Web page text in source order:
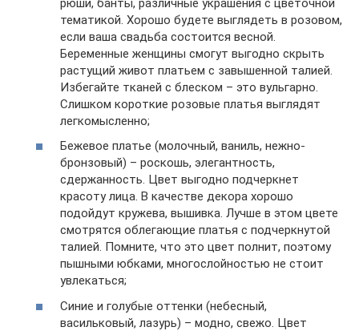
рюши, банты, различные украшения с цветочной
тематикой. Хорошо будете выглядеть в розовом,
если ваша свадьба состоится весной.
Беременные женщины смогут выгодно скрыть
растущий живот платьем с завышенной талией.
Избегайте тканей с блеском – это вульгарно.
Слишком короткие розовые платья выглядят
легкомысленно;
Бежевое платье (молочный, ваниль, нежно-
бронзовый) – роскошь, элегантность,
сдержанность. Цвет выгодно подчеркнет
красоту лица. В качестве декора хорошо
подойдут кружева, вышивка. Лучше в этом цвете
смотрятся облегающие платья с подчеркнутой
талией. Помните, что это цвет полнит, поэтому
пышными юбками, многослойностью не стоит
увлекаться;
Синие и голубые оттенки (небесный,
васильковый, лазурь) – модно, свежо. Цвет